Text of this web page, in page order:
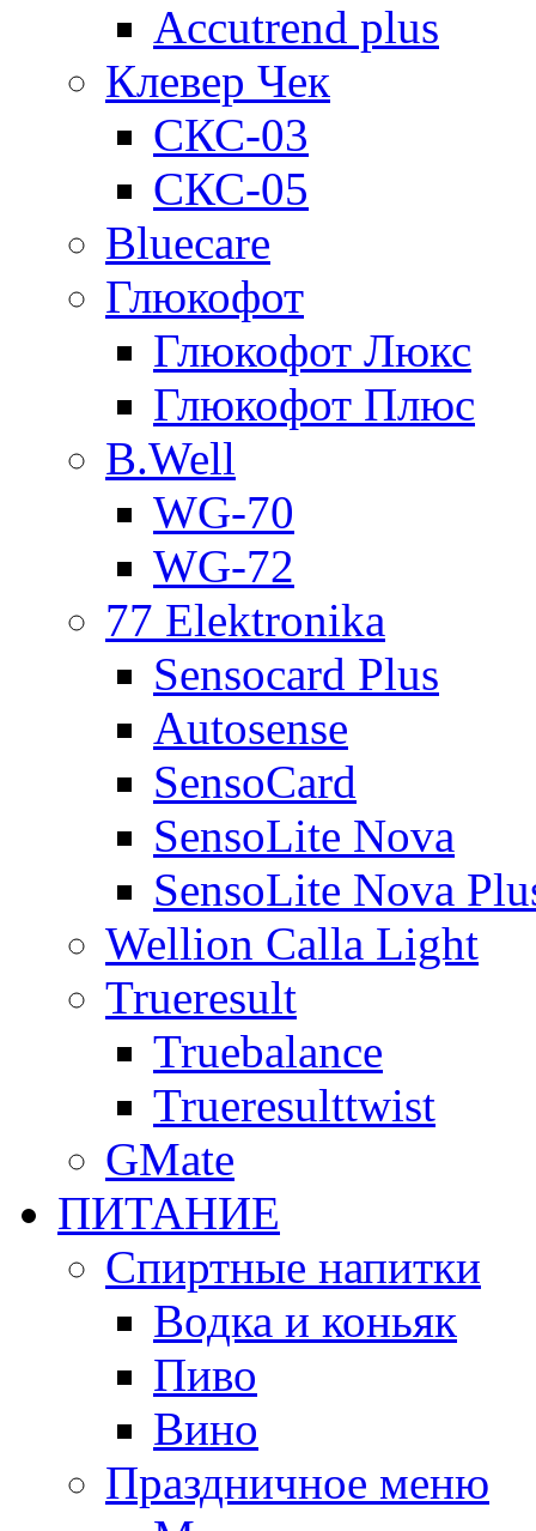
Accutrend plus
Клевер Чек
СКС-03
СКС-05
Bluecare
Глюкофот
Глюкофот Люкс
Глюкофот Плюс
B.Well
WG-70
WG-72
77 Elektronika
Sensocard Plus
Autosense
SensoCard
SensoLite Nova
SensoLite Nova
Wellion Calla Light
Trueresult
Truebalance
Trueresulttwist
GMate
ПИТАНИЕ
Спиртные напитки
Водка и коньяк
Пиво
Вино
Праздничное меню